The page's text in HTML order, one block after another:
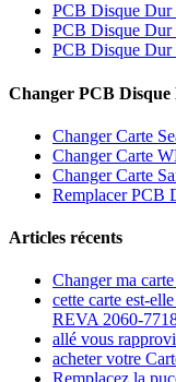
PCB Disque Dur
PCB Disque Dur
PCB Disque Dur
Changer PCB
Changer Carte
Changer Carte
Changer Carte
Remplacer PCB
Articles récents
Changer ma
cette carte est-
REVA 2060-
allé vous
acheter votre